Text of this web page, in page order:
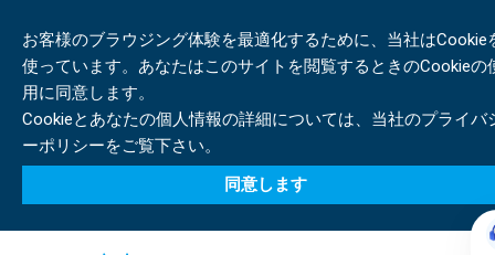
お客様のブラウジング体験を最適化するために、当社はCookie
使っています。あなたはこのサイトを閲覧するときのCookieの
用に同意します。
Cookieとあなたの個人情報の詳細については、当社のプライバ
ーポリシーをご覧下さい。
同意します